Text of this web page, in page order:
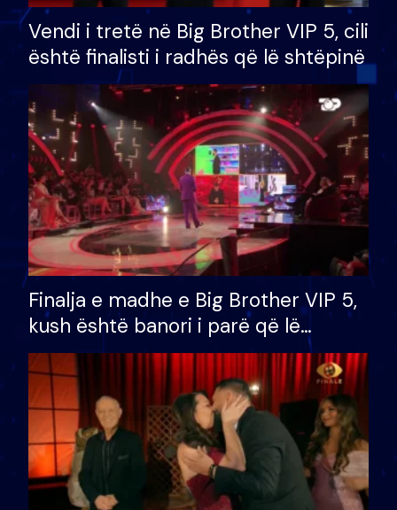
Vendi i tretë në Big Brother VIP 5, cili
është finalisti i radhës që lë shtëpinë
Finalja e madhe e Big Brother VIP 5,
kush është banori i parë që lë
shtëpinë dhe humb mundësinë për
të fituar çmimin e madh